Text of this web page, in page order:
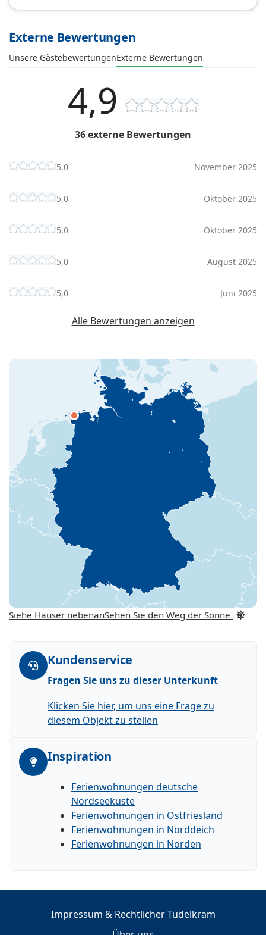
Externe Bewertungen
Unsere GästebewertungenExterne Bewertungen
4,9
36 externe Bewertungen
5,0 November 2025
5,0 Oktober 2025
5,0 Oktober 2025
5,0 August 2025
5,0 Juni 2025
Alle Bewertungen anzeigen
Siehe Häuser nebenanSehen Sie den Weg der Sonne
Kundenservice
Fragen Sie uns zu dieser Unterkunft
Klicken Sie hier, um uns eine Frage zu
diesem Objekt zu stellen
Inspiration
Ferienwohnungen deutsche
Nordseeküste
Ferienwohnungen in Ostfriesland
Ferienwohnungen in Norddeich
Ferienwohnungen in Norden
Impressum & Rechtlicher Tüdelkram